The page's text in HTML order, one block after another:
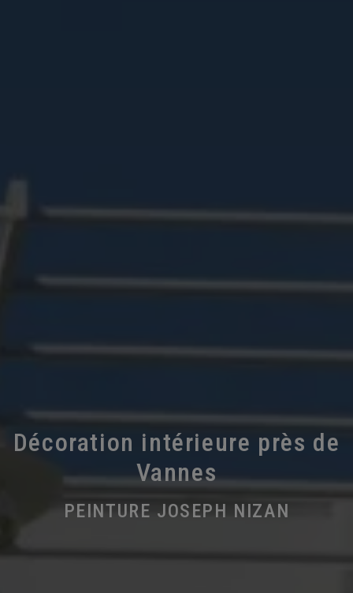
Décoration intérieure près de
Vannes
PEINTURE JOSEPH NIZAN